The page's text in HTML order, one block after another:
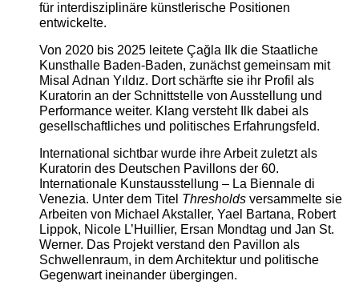
für interdisziplinäre künstlerische Positionen
entwickelte.
Von 2020 bis 2025 leitete Çağla Ilk die Staatliche
Kunsthalle Baden-Baden, zunächst gemeinsam mit
Misal Adnan Yıldız. Dort schärfte sie ihr Profil als
Kuratorin an der Schnittstelle von Ausstellung und
Performance weiter. Klang versteht Ilk dabei als
gesellschaftliches und politisches Erfahrungsfeld.
International sichtbar wurde ihre Arbeit zuletzt als
Kuratorin des Deutschen Pavillons der 60.
Internationale Kunstausstellung – La Biennale di
Venezia. Unter dem Titel Thresholdsversammelte sie
Arbeiten von Michael Akstaller, Yael Bartana, Robert
Lippok, Nicole L’Huillier, Ersan Mondtag und Jan St.
Werner. Das Projekt verstand den Pavillon als
Schwellenraum, in dem Architektur und politische
Gegenwart ineinander übergingen.